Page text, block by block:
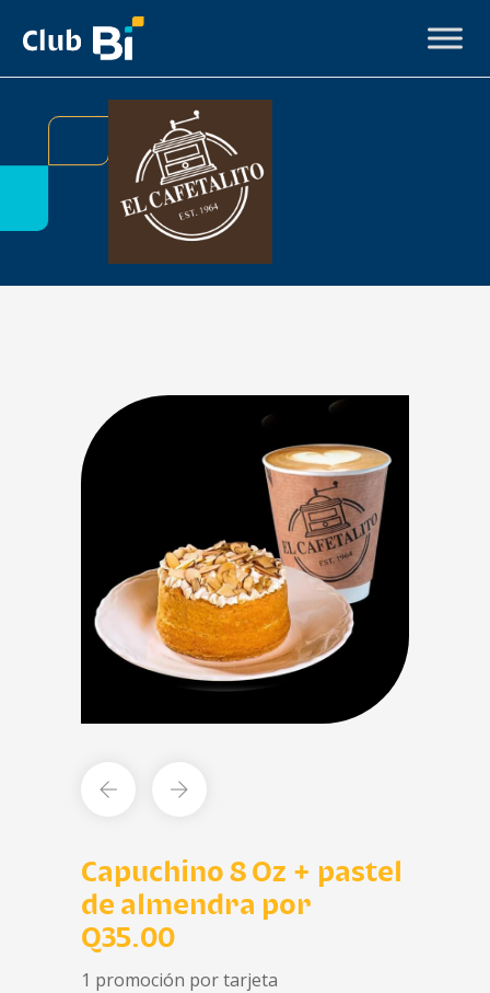
Capuchino 8 Oz + pastel
de almendra por
Q35.00
1 promoción por tarjeta